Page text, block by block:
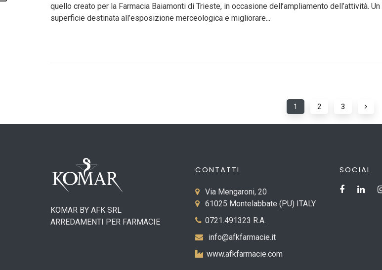
quello creato per la Farmacia Baiamonti di Trieste, in occasione dell’ampliamento dell’attività.
superficie destinata all’esposizione merceologica e migliorare...
1 2 3
KOMAR BY AFK SRL
ARREDAMENTI PER FARMACIE
CONTATTI
Via Mengaroni, 20
61025 Montelabbate (PU) ITALY
0721.491323 R.A.
info@afkfarmacie.it
www.afkfarmacie.com
SOCIAL